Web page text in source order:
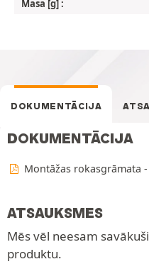
Masa [g] :
DOKUMENTĀCIJA
DOKUMENTĀCIJA
Montāžas rokasgrāmata -
ATSAUKSMES
Mēs vēl neesam
produktu.